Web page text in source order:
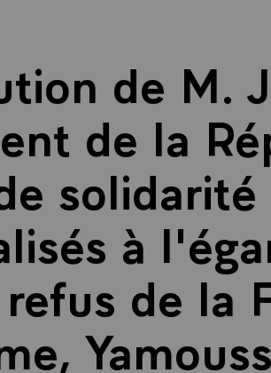
de M.
de la
solidarité
à
de la